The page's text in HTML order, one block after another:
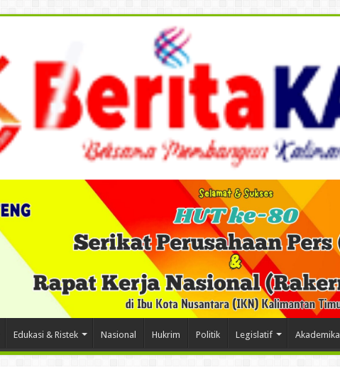
Edukasi & Ristek Nasional Hukrim Politik Legislatif Akademika